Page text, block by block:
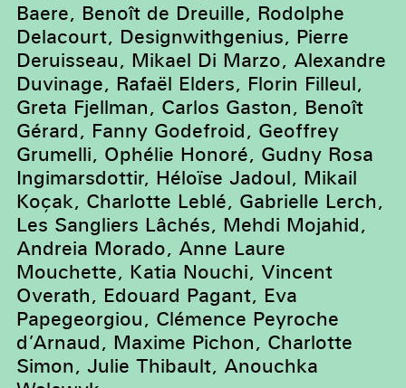
Baere, Benoît de Dreuille, Rodolphe
Delacourt, Designwithgenius, Pierre
Deruisseau, Mikael Di Marzo, Alexandre
Duvinage, Rafaël Elders, Florin Filleul,
Greta Fjellman, Carlos Gaston, Benoît
Gérard, Fanny Godefroid, Geoffrey
Grumelli, Ophélie Honoré, Gudny Rosa
Ingimarsdottir, Héloïse Jadoul, Mikail
Koçak, Charlotte Leblé, Gabrielle Lerch,
Les Sangliers Lâchés, Mehdi Mojahid,
Andreia Morado, Anne Laure
Mouchette, Katia Nouchi, Vincent
Overath, Edouard Pagant, Eva
Papegeorgiou, Clémence Peyroche
d’Arnaud, Maxime Pichon, Charlotte
Simon, Julie Thibault, Anouchka